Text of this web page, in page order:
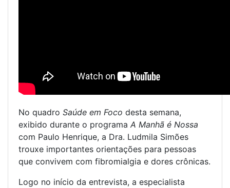
No quadro Saúde em Foco desta semana,
exibido durante o programa A Manhã é Nossa
com Paulo Henrique, a Dra. Ludmila Simões
trouxe importantes orientações para pessoas
que convivem com fibromialgia e dores crônicas.
Logo no início da entrevista, a especialista